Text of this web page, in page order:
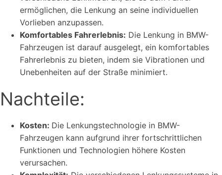
ermöglichen, die Lenkung an seine individuellen
Vorlieben anzupassen.
Komfortables Fahrerlebnis: Die Lenkung in BMW-
Fahrzeugen ist darauf ausgelegt, ein komfortables
Fahrerlebnis zu bieten, indem sie Vibrationen und
Unebenheiten auf der Straße minimiert.
Nachteile:
Kosten: Die Lenkungstechnologie in BMW-
Fahrzeugen kann aufgrund ihrer fortschrittlichen
Funktionen und Technologien höhere Kosten
verursachen.